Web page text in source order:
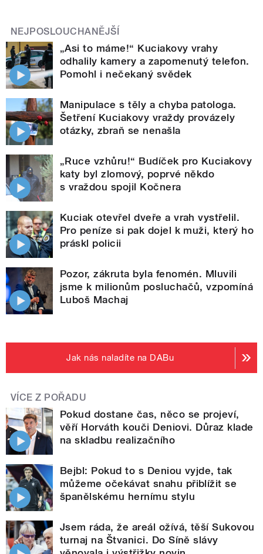
NEJPOSLOUCHANĚJŠÍ
„Asi to máme!“ Kuciakovy vrahy
odhalily kamery a zapomenutý telefon.
Pomohl i nečekaný svědek
Manipulace s těly a chyba patologa.
Šetření Kuciakovy vraždy provázely
otázky, zbraň se nenašla
„Ruce vzhůru!“ Budíček pro Kuciakovy
katy byl zlomový, poprvé někdo
s vraždou spojil Kočnera
Kuciak otevřel dveře a vrah vystřelil.
Pro peníze si pak dojel k muži, který ho
práskl policii
Pozor, zákruta byla fenomén. Mluvili
jsme k milionům posluchačů, vzpomíná
Luboš Machaj
Jak nás naladíte na DABu
VÍCE Z POŘADU
Pokud dostane čas, něco se projeví,
věří Horváth kouči Deniovi. Důraz klade
na skladbu realizačního
Bejbl: Pokud to s Deniou vyjde, tak
můžeme očekávat snahu přiblížit se
španělskému hernímu stylu
Jsem ráda, že areál ožívá, těší Sukovou
turnaj na Štvanici. Do Síně slávy